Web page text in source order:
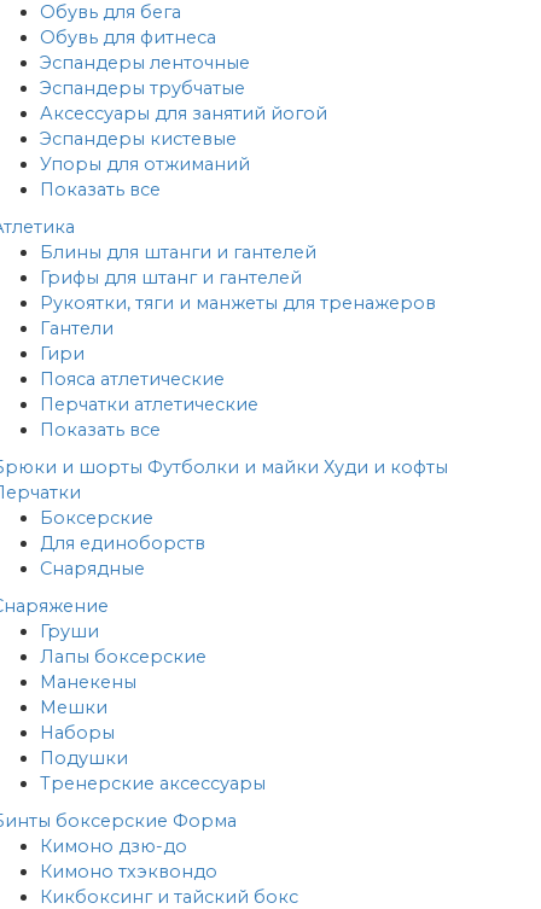
Обувь для бега
Обувь для фитнеса
Эспандеры ленточные
Эспандеры трубчатые
Аксессуары для занятий йогой
Эспандеры кистевые
Упоры для отжиманий
Показать все
Блины для штанги и гантелей
Грифы для штанг и гантелей
Рукоятки, тяги и манжеты для тренажеров
Гантели
Гири
Пояса атлетические
Перчатки атлетические
Показать все
и шорты Футболки и майки Худи и кофты
Боксерские
Для единоборств
Снарядные
Груши
Лапы боксерские
Манекены
Мешки
Наборы
Подушки
Тренерские аксессуары
боксерские Форма
Кимоно дзю-до
Кимоно тхэквондо
Кикбоксинг и тайский бокс